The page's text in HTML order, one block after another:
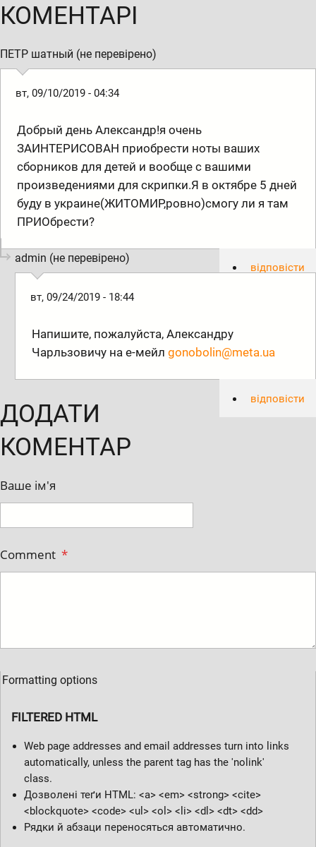
КОМЕНТАРІ
ПЕТР шатный (не перевірено)
вт, 09/10/2019 - 04:34
Добрый день Александр!я очень
ЗАИНТЕРИСОВАН приобрести ноты ваших
сборников для детей и вообще с вашими
произведениями для скрипки.Я в октябре 5 дней
буду в украине(ЖИТОМИР,ровно)смогу ли я там
ПРИОбрести?
відповісти
admin (не перевірено)
вт, 09/24/2019 - 18:44
Напишите, пожалуйста, Александру
Чарльзовичу на е-мейлgonobolin@meta.ua
відповісти
ДОДАТИ
КОМЕНТАР
Ваше ім'я
Comment *
Formatting options
FILTERED HTML
Web page addresses and email addresses turn into links
automatically, unless the parent tag has the 'nolink'
class.
Дозволені теґи HTML: <a> <em> <strong> <cite>
<blockquote> <code> <ul> <ol> <li> <dl> <dt> <dd>
Рядки й абзаци переносяться автоматично.